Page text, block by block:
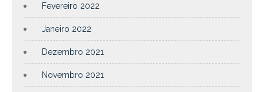
Fevereiro 2022
Janeiro 2022
Dezembro 2021
Novembro 2021